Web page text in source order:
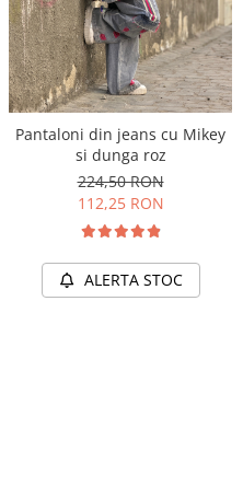
Pantaloni din jeans cu Mikey
si dunga roz
224,50 RON
112,25 RON
ALERTA STOC